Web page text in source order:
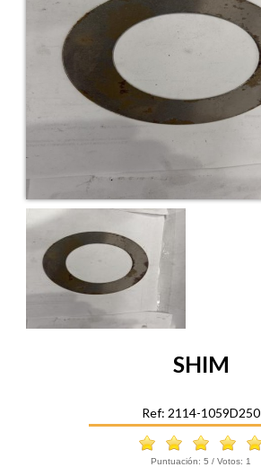
SHIM
Ref: 2114-1059D250
Puntuación: 5 / Votos: 1